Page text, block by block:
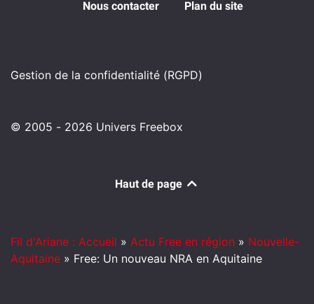
Nous contacter Plan du site
Gestion de la confidentialité (RGPD)
© 2005 - 2026 Univers Freebox
Haut de page
Fil d'Ariane : Accueil » Actu Free en région » Nouvelle-
Aquitaine » Free: Un nouveau NRA en Aquitaine